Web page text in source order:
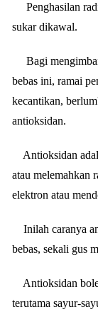
Penghasilan
sukar dikawal.
Bagi
bebas ini, ramai
kecantikan,
antioksidan.
Antioksidan
atau melemahkan
elektron atau
Inilah caranya
bebas, sekali gus
Antioksidan
terutama sayur-